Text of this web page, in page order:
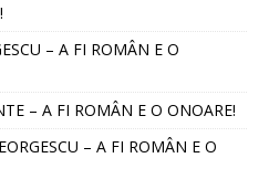
– A FI ROMÂN E O
– A FI ROMÂN E O ONOARE!
– A FI ROMÂN E O